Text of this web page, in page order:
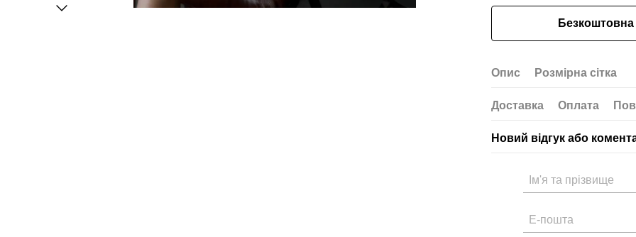
Безкоштовна
Опис Розмірна сітка
Доставка Оплата
Новий відгук або